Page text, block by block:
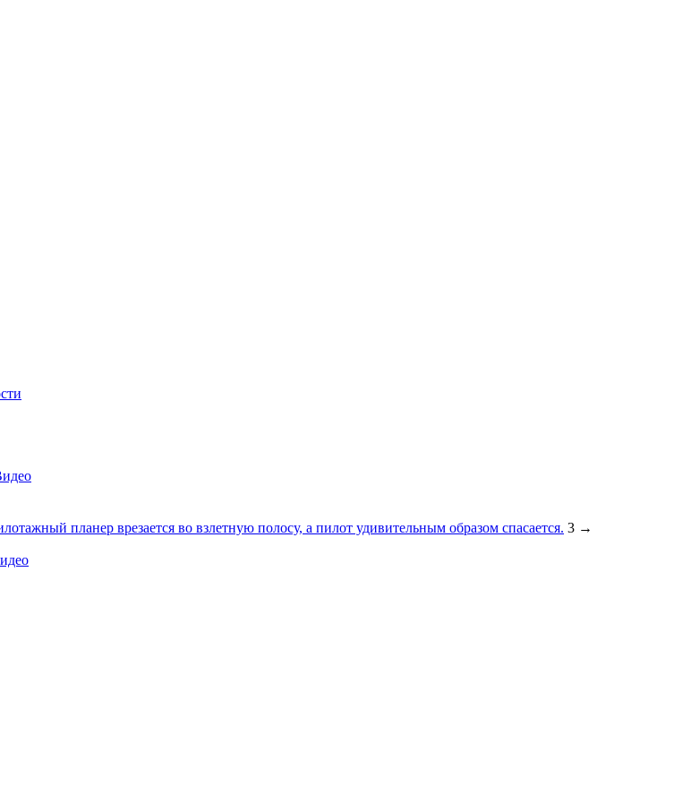
планер врезается во взлетную полосу, а пилот удивительным образом спасается. 3 →